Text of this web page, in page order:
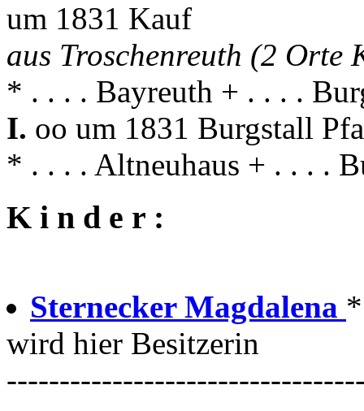
um 1831 Kauf
aus Troschenreuth (2 Orte
* . . . . Bayreuth + . . . .
I. oo um 1831 Burgstall
* . . . . Altneuhaus + . . . .
K i n d e r :
Sternecker Magdalena
wird hier Besitzerin